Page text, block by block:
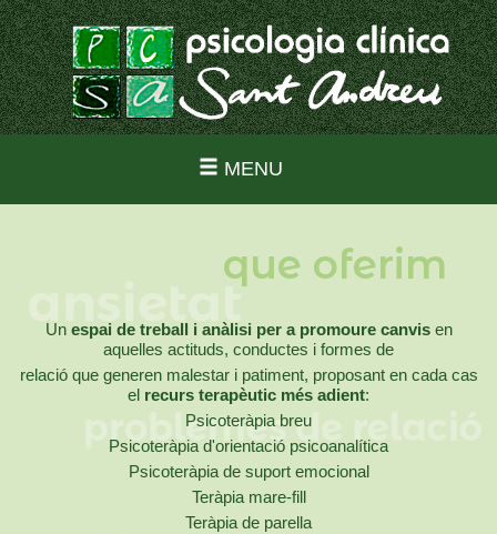
MENU
que oferim
Un espai de treball i anàlisi per a promoure canvisen
aquelles actituds, conductes i formes de
relació que generen malestar i patiment, proposant en cada cas
el recurs terapèutic més adient:
Psicoteràpia breu
Psicoteràpia d'orientació psicoanalítica
Psicoteràpia de suport emocional
Teràpia mare-fill
Teràpia de parella